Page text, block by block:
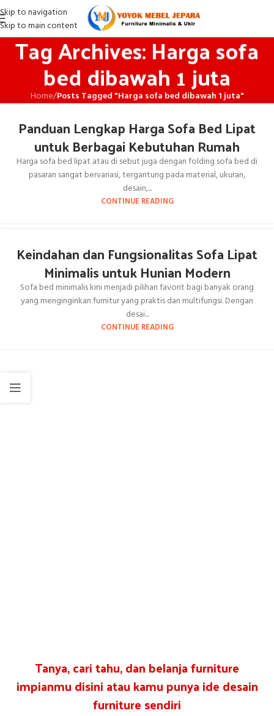
Skip to navigation
Skip to main content
Tag Archives: Harga sofa
bed dibawah 1 juta
Home/Posts Tagged "Harga sofa bed dibawah 1 juta"
Panduan Lengkap Harga Sofa Bed Lipat
untuk Berbagai Kebutuhan Rumah
Harga sofa bed lipat atau di sebut juga dengan folding sofa bed di
pasaran sangat bervariasi, tergantung pada material, ukuran,
desain,...
CONTINUE READING
Keindahan dan Fungsionalitas Sofa Lipat
Minimalis untuk Hunian Modern
Sofa bed minimalis kini menjadi pilihan favorit bagi banyak orang
yang menginginkan furnitur yang praktis dan multifungsi. Dengan
desai...
CONTINUE READING
Tanya, cari tahu, dan belanja furniture
impianmu disini atau kamu punya ide desain
furniture sendiri